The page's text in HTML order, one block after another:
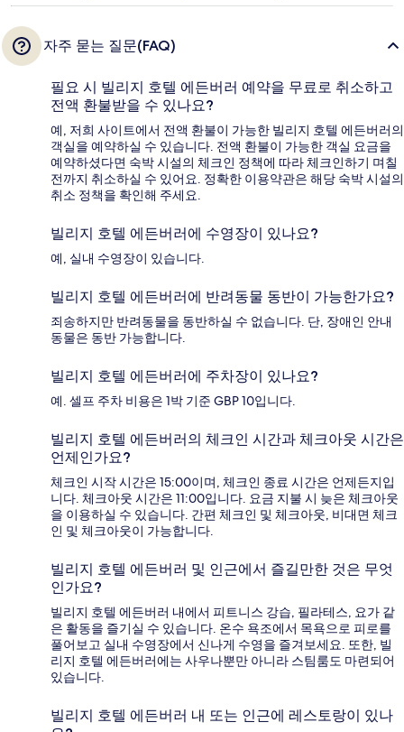
자주 묻는 질문(FAQ)
필요 시 빌리지 호텔 에든버러 예약을 무료로 취소하고
전액 환불받을 수 있나요?
예, 저희 사이트에서 전액 환불이 가능한 빌리지 호텔 에든버러의
객실을 예약하실 수 있습니다. 전액 환불이 가능한 객실 요금을
예약하셨다면 숙박 시설의 체크인 정책에 따라 체크인하기 며칠
전까지 취소하실 수 있어요. 정확한 이용약관은 해당 숙박 시설의
취소 정책을 확인해 주세요.
빌리지 호텔 에든버러에 수영장이 있나요?
예, 실내 수영장이 있습니다.
빌리지 호텔 에든버러에 반려동물 동반이 가능한가요?
죄송하지만 반려동물을 동반하실 수 없습니다. 단, 장애인 안내
동물은 동반 가능합니다.
빌리지 호텔 에든버러에 주차장이 있나요?
예. 셀프 주차 비용은 1박 기준 GBP 10입니다.
빌리지 호텔 에든버러의 체크인 시간과 체크아웃 시간은
언제인가요?
체크인 시작 시간은 15:00이며, 체크인 종료 시간은 언제든지입
니다. 체크아웃 시간은 11:00입니다. 요금 지불 시 늦은 체크아웃
을 이용하실 수 있습니다. 간편 체크인 및 체크아웃, 비대면 체크
인 및 체크아웃이 가능합니다.
빌리지 호텔 에든버러 및 인근에서 즐길만한 것은 무엇
인가요?
빌리지 호텔 에든버러 내에서 피트니스 강습, 필라테스, 요가 같
은 활동을 즐기실 수 있습니다. 온수 욕조에서 목욕으로 피로를
풀어보고 실내 수영장에서 신나게 수영을 즐겨보세요. 또한, 빌
리지 호텔 에든버러에는 사우나뿐만 아니라 스팀룸도 마련되어
있습니다.
빌리지 호텔 에든버러 내 또는 인근에 레스토랑이 있나